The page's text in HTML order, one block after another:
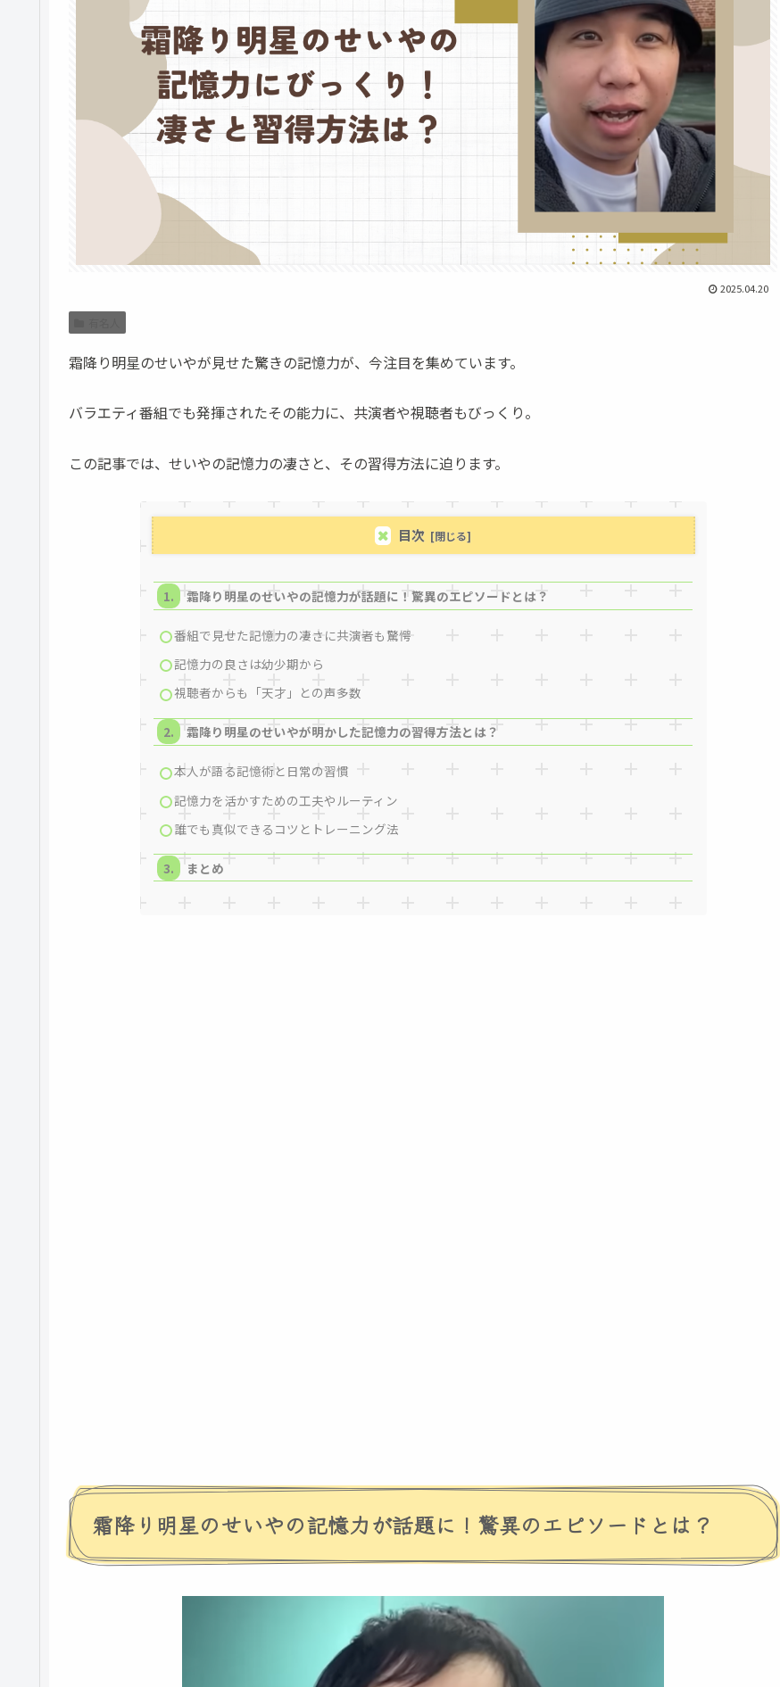
2025.04.20
霜降り明星のせいやが見せた驚きの記憶力が、今注目を集めています。
バラエティ番組でも発揮されたその能力に、共演者や視聴者もびっくり。
この記事では、せいやの記憶力の凄さと、その習得方法に迫ります。
目次
霜降り明星のせいやの記憶力が話題に！驚異のエピソードとは？
番組で見せた記憶力の凄さに共演者も驚愕
記憶力の良さは幼少期から
視聴者からも「天才」との声多数
霜降り明星のせいやが明かした記憶力の習得方法とは？
本人が語る記憶術と日常の習慣
記憶力を活かすための工夫やルーティン
誰でも真似できるコツとトレーニング法
まとめ
霜降り明星のせいやの記憶力が話題に！驚異のエピソードとは？